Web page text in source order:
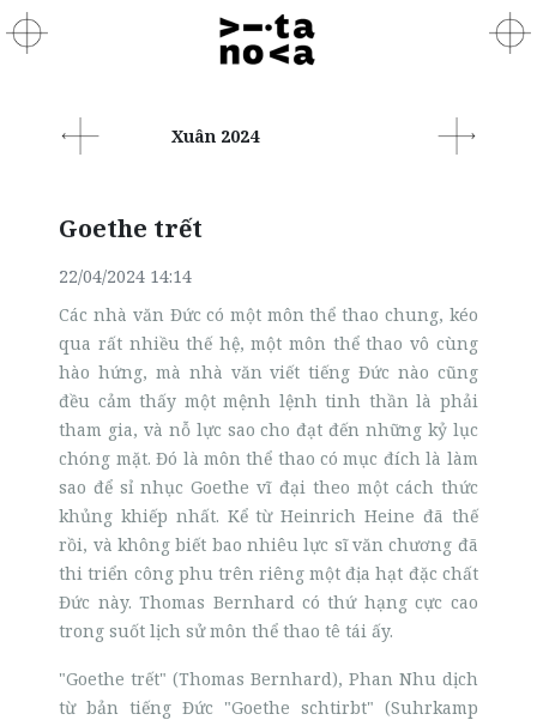
Xuân 2024
Goethe trết
22/04/2024 14:14
Các nhà văn Đức có một môn thể thao chung, kéo
qua rất nhiều thế hệ, một môn thể thao vô cùng
hào hứng, mà nhà văn viết tiếng Đức nào cũng
đều cảm thấy một mệnh lệnh tinh thần là phải
tham gia, và nỗ lực sao cho đạt đến những kỷ lục
chóng mặt. Đó là môn thể thao có mục đích là làm
sao để sỉ nhục Goethe vĩ đại theo một cách thức
khủng khiếp nhất. Kể từ Heinrich Heine đã thế
rồi, và không biết bao nhiêu lực sĩ văn chương đã
thi triển công phu trên riêng một địa hạt đặc chất
Đức này. Thomas Bernhard có thứ hạng cực cao
trong suốt lịch sử môn thể thao tê tái ấy.
"Goethe trết" (Thomas Bernhard), Phan Nhu dịch
từ bản tiếng Đức "Goethe schtirbt" (Suhrkamp